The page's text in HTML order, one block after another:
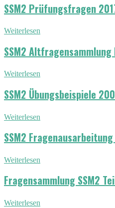
SSM2 Prüfungsfragen
Weiterlesen
SSM2 Altfragensammlung
Weiterlesen
SSM2 Übungsbeispiele
Weiterlesen
SSM2
Weiterlesen
Fragensammlung SSM2
Weiterlesen